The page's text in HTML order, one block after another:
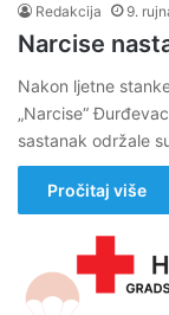
Redakcija 9.
Narcise
Nakon ljetne
„Narcise“
sastanak održale
Pročitaj više